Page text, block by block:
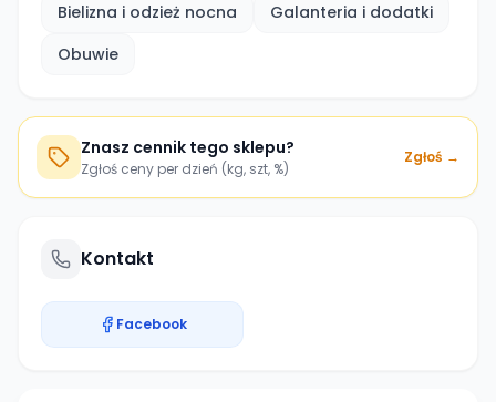
Bielizna i odzież nocna
Galanteria i dodatki
Obuwie
Znasz cennik tego sklepu?
Zgłoś ceny per dzień (kg, szt, %)
Zgłoś →
Kontakt
Facebook